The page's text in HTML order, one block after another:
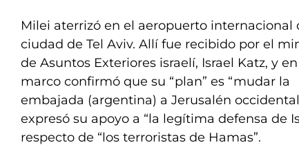
Milei aterrizó en el aeropuerto internacional
ciudad de Tel Aviv. Allí fue recibido por el
de Asuntos Exteriores israelí, Israel Katz, y
marco confirmó que su “plan” es “mudar la
embajada (argentina) a Jerusalén
expresó su apoyo a “la legítima defensa de
respecto de “los terroristas de Hamas”.